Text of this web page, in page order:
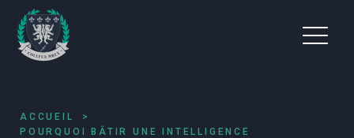
ACCUEIL
POURQUOI BÂTIR UNE INTELLIGENCE